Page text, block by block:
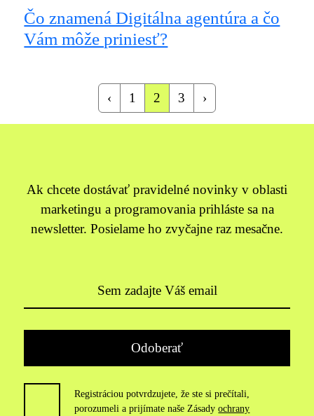
Čo znamená Digitálna agentúra a čo
Vám môže priniesť?
‹ 1 2 3 ›
Ak chcete dostávať pravidelné novinky v oblasti
marketingu a programovania prihláste sa na
newsletter. Posielame ho zvyčajne raz mesačne.
Registráciou potvrdzujete, že ste si prečítali,
porozumeli a prijímate naše Zásadyochrany